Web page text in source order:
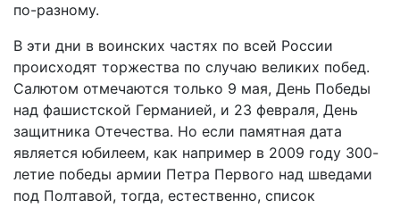
по-разному.
В эти дни в воинских частях по всей России
происходят торжества по случаю великих побед.
Салютом отмечаются только 9 мая, День Победы
над фашистской Германией, и 23 февраля, День
защитника Отечества. Но если памятная дата
является юбилеем, как например в 2009 году 300-
летие победы армии Петра Первого над шведами
под Полтавой, тогда, естественно, список